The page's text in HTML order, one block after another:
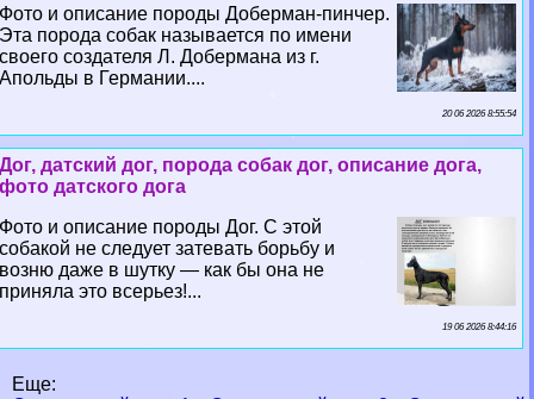
Фото и описание породы Доберман-пинчер.
Эта порода собак называется по имени
своего создателя Л. Добермана из г.
Апольды в Германии....
20 06 2026 8:55:54
Дог, датский дог, порода собак дог, описание дога,
фото датского дога
Фото и описание породы Дог. С этой
собакой не следует затевать борьбу и
возню даже в шутку — как бы она не
приняла это всерьез!...
19 06 2026 8:44:16
Еще: